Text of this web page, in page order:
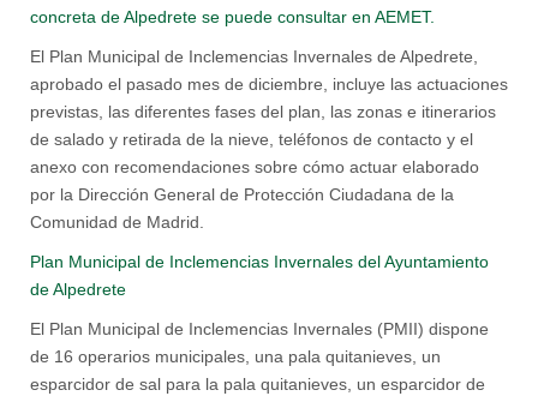
concreta de Alpedrete se puede consultar en AEMET.
El Plan Municipal de Inclemencias Invernales de Alpedrete,
aprobado el pasado mes de diciembre, incluye las actuaciones
previstas, las diferentes fases del plan, las zonas e itinerarios
de salado y retirada de la nieve, teléfonos de contacto y el
anexo con recomendaciones sobre cómo actuar elaborado
por la Dirección General de Protección Ciudadana de la
Comunidad de Madrid.
Plan Municipal de Inclemencias Invernales del Ayuntamiento
de Alpedrete
El Plan Municipal de Inclemencias Invernales (PMII) dispone
de 16 operarios municipales, una pala quitanieves, un
esparcidor de sal para la pala quitanieves, un esparcidor de